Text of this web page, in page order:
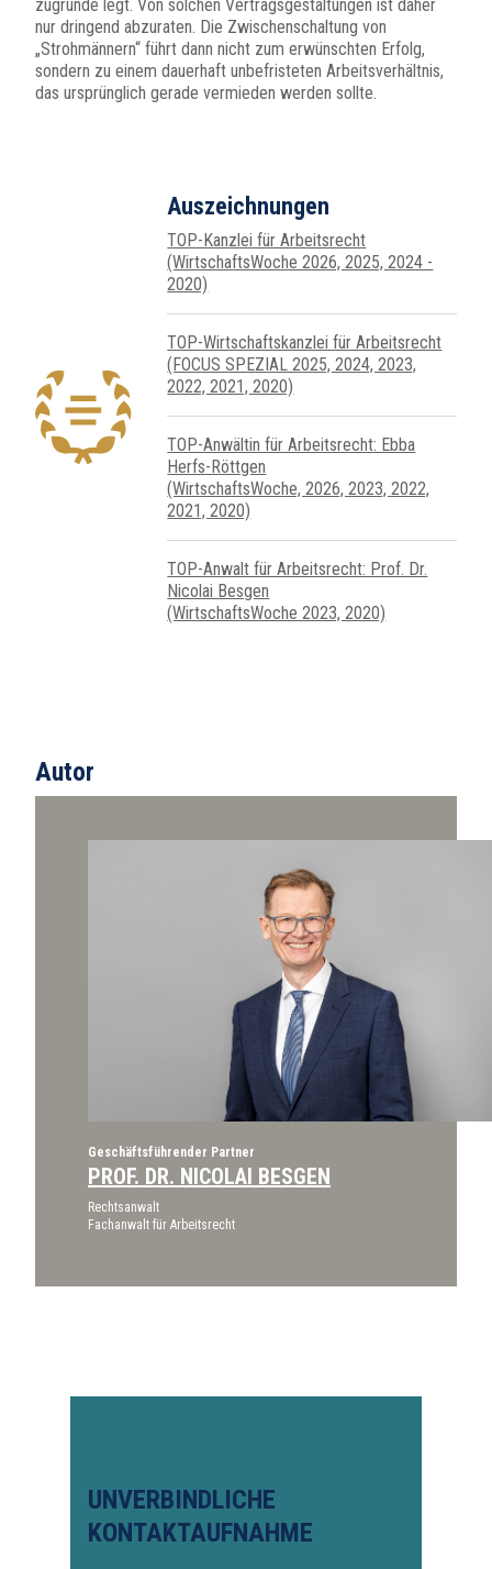
zugrunde legt. Von solchen Vertragsgestaltungen ist daher
nur dringend abzuraten. Die Zwischenschaltung von
„Strohmännern“ führt dann nicht zum erwünschten Erfolg,
sondern zu einem dauerhaft unbefristeten Arbeitsverhältnis,
das ursprünglich gerade vermieden werden sollte.
Auszeichnungen
TOP-Kanzlei für Arbeitsrecht
(WirtschaftsWoche 2026, 2025, 2024 -
2020)
TOP-Wirtschafts­kanzlei für Arbeits­recht
(FOCUS SPEZIAL 2025, 2024, 2023,
2022, 2021, 2020)
TOP-Anwältin für Arbeitsrecht: Ebba
Herfs-Röttgen
(WirtschaftsWoche, 2026, 2023, 2022,
2021, 2020)
TOP-Anwalt für Arbeitsrecht: Prof. Dr.
Nicolai Besgen
(WirtschaftsWoche 2023, 2020)
Autor
Geschäftsführender Partner
PROF. DR. NICOLAI BESGEN
Rechtsanwalt
Fachanwalt für Arbeitsrecht
UNVERBINDLICHE
KONTAKTAUFNAHME